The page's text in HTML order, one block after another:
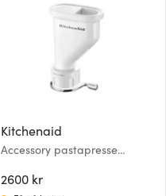
Kitchenaid
Accessory pastapresse
2600 kr